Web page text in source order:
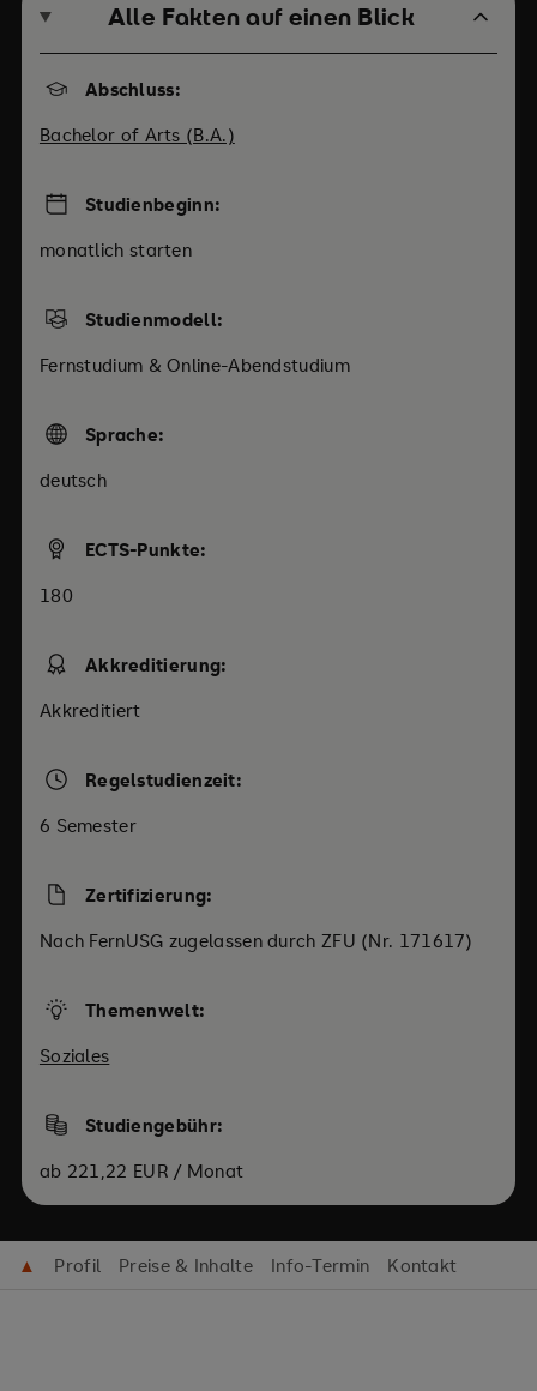
Alle Fakten auf einen Blick
Abschluss:
Bachelor of Arts (B.A.)
Studienbeginn:
monatlich starten
Studienmodell:
Fernstudium & Online-Abendstudium
Sprache:
deutsch
ECTS-Punkte:
180
Akkreditierung:
Akkreditiert
Regelstudienzeit:
6 Semester
Zertifizierung:
Nach FernUSG zugelassen durch ZFU (Nr. 171617)
Themenwelt:
Soziales
Studiengebühr:
ab 221,22 EUR / Monat
▲ Profil Preise & Inhalte Info-Termin Kontakt